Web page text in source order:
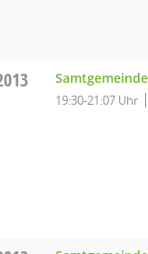
19:30-21:07 Uhr